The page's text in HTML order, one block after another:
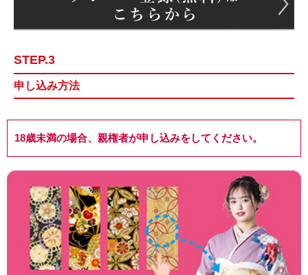
STEP.3
申し込み方法
18歳未満の場合、親権者が申し込みをしてください。